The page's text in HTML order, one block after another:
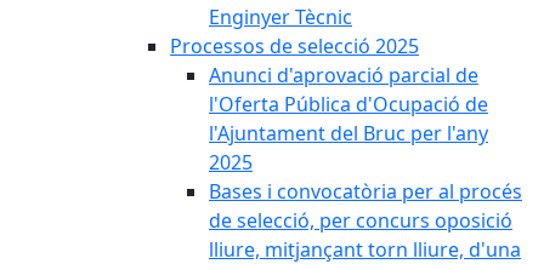
Enginyer Tècnic
Processos de selecció 2025
Anunci d'aprovació parcial de
l'Oferta Pública d'Ocupació de
l'Ajuntament del Bruc per l'any
2025
Bases i convocatòria per al procés
de selecció, per concurs oposició
lliure, mitjançant torn lliure, d'una